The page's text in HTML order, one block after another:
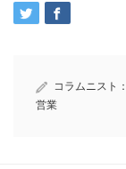
コラムニスト：
営業